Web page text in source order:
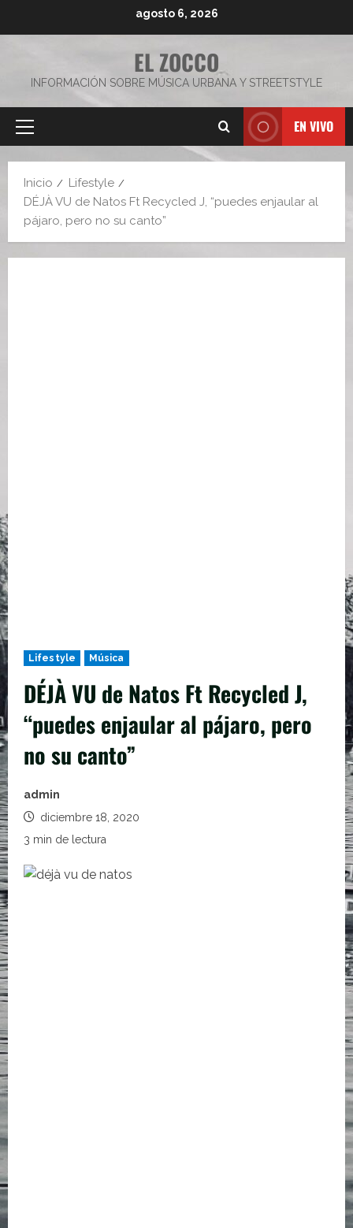
agosto 6, 2026
EL ZOCCO
INFORMACIÓN SOBRE MÚSICA URBANA Y STREETSTYLE
Menú
EN VIVO
Inicio
Lifestyle
DÉJÀ VU de Natos Ft Recycled J, “puedes enjaular al
pájaro, pero no su canto”
Lifestyle Música
DÉJÀ VU de Natos Ft Recycled J,
“puedes enjaular al pájaro, pero
no su canto”
admin
diciembre 18, 2020
3 min de lectura